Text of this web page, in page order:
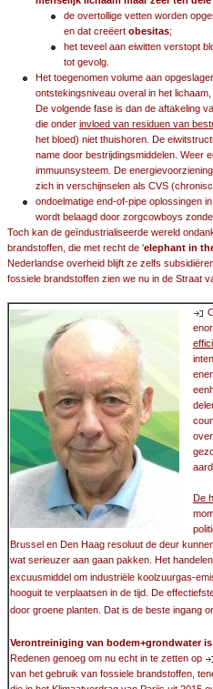
de overtollige vetten worden
en dat creëert obesitas;
het teveel aan eiwitten verstopt
tot gevolg.
Het toegenomen volume aan
ontstekingsniveau overal in het
De volgende fase is dan de aftakeling
die onder invloed van residuen van
het bloed) niet thuishoren. De
name door bestrijdingsmiddelen. Weer
immuunsysteem. De
zich in verschijnselen als CVS
ondoelmatige end-of-pipe oplossingen
wordt belaagd door zorgcowboys
Toch kan de geïndustrialiseerde wereld
brandstoffen, die met recht de 'elephant in
Nederlandse overheid blijft ze zelfs
fossiele brandstoffen zien we nu in de Straat
De
Brussel en Den Haag resoluut de deur
wat serieuzer aan gaan pakken. Het
excuusmiddel om industriële koolzuurgas-
hooguit te verplaatsen in de tijd. De
door groene planten. Dat is de beste ingang
Verontreiniging van bodem+grondwater
Redenen genoeg om nu echt in te zetten op
van het gebruik van fossiele brandstoffen,